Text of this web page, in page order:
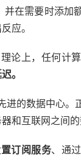
并在需要时添加
应。
论上，任何计
。
进的数据中心。
和互联网之间的
订阅服务、通